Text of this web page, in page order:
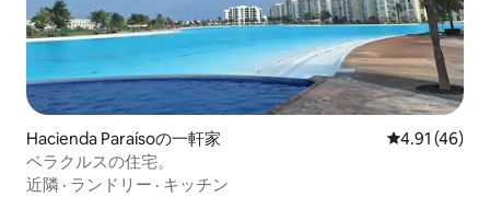
Hacienda Paraísoの一軒家 レビュー46
4.91 (46)
ベラクルスの住宅。
近隣 · ランドリー · キッチン